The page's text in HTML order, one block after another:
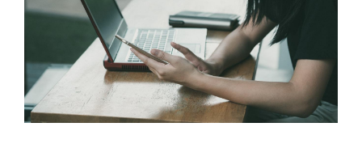
Bild